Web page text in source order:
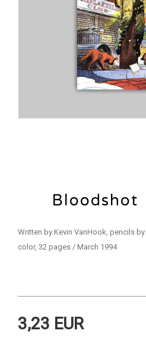
Bloodshot
Written by Kevin VanHook, pencils
color, 32 pages / March 1994
3,23 EUR